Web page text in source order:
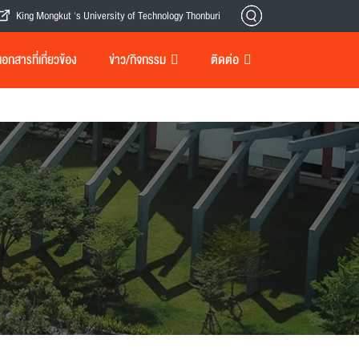
King Mongkut 's University of Technology Thonburi
กสารที่เกี่ยวข้อง ข่าว/กิจกรรม ติดต่อ